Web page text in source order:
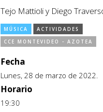
Tejo Mattioli y Diego
MÚSICA
ACTIVIDADES
CCE MONTEVIDEO - AZOTEA
Fecha
Lunes, 28 de marzo de 2022.
Horario
19:30